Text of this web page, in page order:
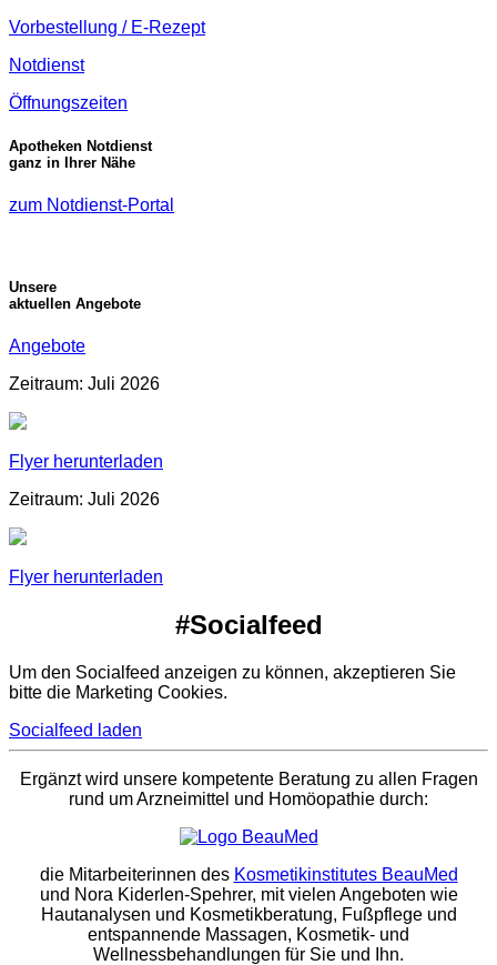
Vorbestellung / E-Rezept
Notdienst
Öffnungszeiten
Apotheken Notdienst
ganz in Ihrer Nähe
zum Notdienst-Portal
Unsere
aktuellen Angebote
Angebote
Zeitraum: Juli 2026
Flyer herunterladen
Zeitraum: Juli 2026
Flyer herunterladen
#Socialfeed
Um den Socialfeed anzeigen zu können, akzeptieren Sie
bitte die Marketing Cookies.
Socialfeed laden
Ergänzt wird unsere kompetente Beratung zu allen Fragen
rund um Arzneimittel und Homöopathie durch:
die Mitarbeiterinnen des Kosmetikinstitutes BeauMed
und Nora Kiderlen-Spehrer, mit vielen Angeboten wie
Hautanalysen und Kosmetikberatung, Fußpflege und
entspannende Massagen, Kosmetik- und
Wellnessbehandlungen für Sie und Ihn.